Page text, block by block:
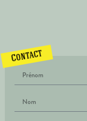
Contact